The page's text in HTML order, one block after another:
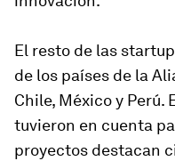
El resto de las
de los países de la
Chile, México y Perú.
tuvieron en cuenta
proyectos destacan